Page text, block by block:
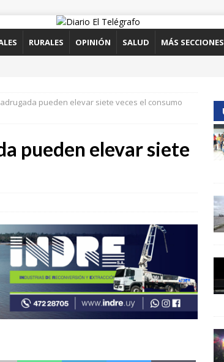
RURALES OPINIÓN SALUD MÁS SECCIONES
pueden elevar siete veces el consumo
pueden elevar siete